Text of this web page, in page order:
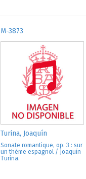
M-3873
Turina, Joaquín
Sonate romantique, op. 3 : sur
un thème espagnol / Joaquín
Turina.